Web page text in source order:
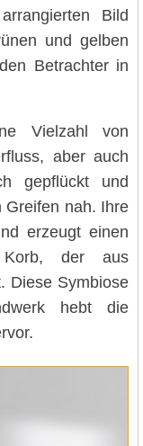
Bild
und gelben
Betrachter in
Vielzahl von
aber auch
gepflückt und
Greifen nah. Ihre
erzeugt einen
der aus
Diese Symbiose
hebt die